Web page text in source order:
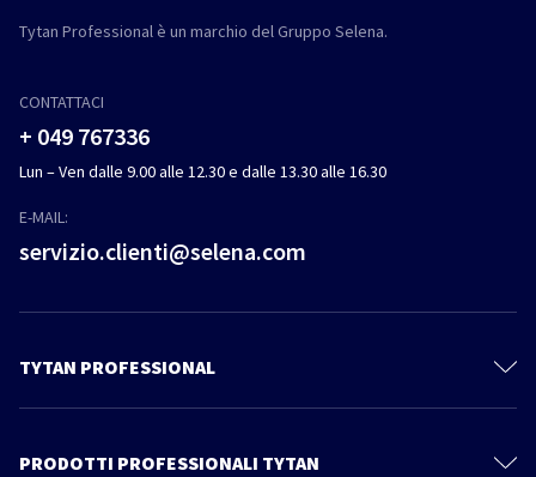
Tytan Professional è un marchio del Gruppo Selena.
CONTATTACI
+ 049 767336
Lun – Ven dalle 9.00 alle 12.30 e dalle 13.30 alle 16.30
E-MAIL:
servizio.clienti@selena.com
TYTAN PROFESSIONAL
Contattaci
PRODOTTI PROFESSIONALI TYTAN